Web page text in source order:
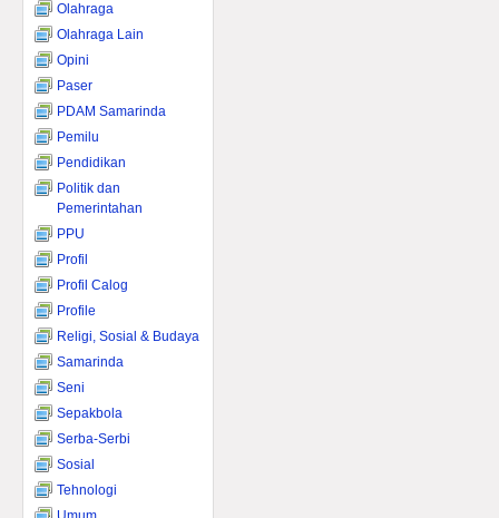
Olahraga
Olahraga Lain
Opini
Paser
PDAM Samarinda
Pemilu
Pendidikan
Politik dan
Pemerintahan
PPU
Profil
Profil Calog
Profile
Religi, Sosial & Budaya
Samarinda
Seni
Sepakbola
Serba-Serbi
Sosial
Tehnologi